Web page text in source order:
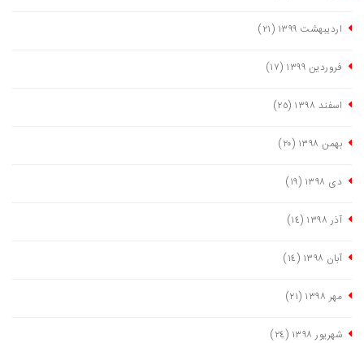
اردیبهشت ١٣٩٩ (٢١)
فروردین ١٣٩٩ (١٧)
اسفند ١٣٩٨ (٢٥)
بهمن ١٣٩٨ (٢٠)
دی ١٣٩٨ (١٩)
آذر ١٣٩٨ (١٤)
آبان ١٣٩٨ (١٤)
مهر ١٣٩٨ (٢١)
شهریور ١٣٩٨ (٢٤)